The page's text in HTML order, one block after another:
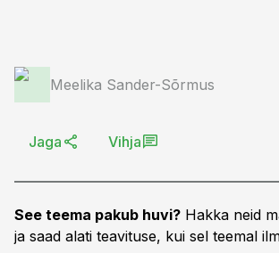
Meelika Sander-Sõrmus
Jaga Vihja
See teema pakub huvi? Hakka neid
ja saad alati teavituse, kui sel teemal